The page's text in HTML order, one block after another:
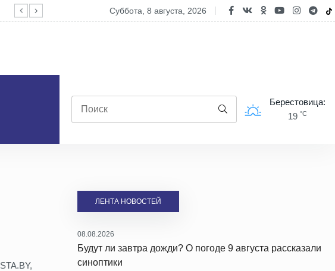
ГАИ усилила контроль на дорогах страны в выходные
суббота, 8 августа, 2026
Берестовица:
19 °C
ЛЕНТА НОВОСТЕЙ
08.08.2026
Будут ли завтра дожди? О погоде 9 августа рассказали
синоптики